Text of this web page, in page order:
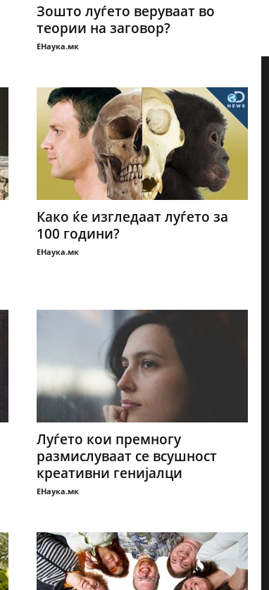
Зошто луѓето веруваат во
теории на заговор?
ЕНаука.мк
Како ќе изгледаaт луѓето за
100 години?
ЕНаука.мк
Луѓето кои премногу
размислуваат се всушност
креативни генијалци
ЕНаука.мк